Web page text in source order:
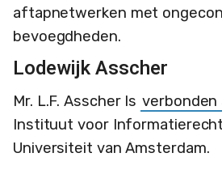
aftapnetwerken met
bevoegdheden.
Lodewijk Asscher
Mr. L.F. Asscher Is verbonden
Instituut voor
Universiteit van Amsterdam.